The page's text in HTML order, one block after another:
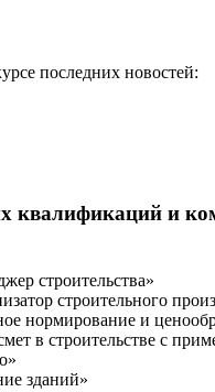
последних новостей:
квалификаций и
строительства»
строительного
нормирование и
в строительстве с
зданий»